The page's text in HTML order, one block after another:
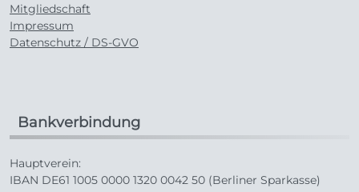
Mitgliedschaft
Impressum
Datenschutz / DS-GVO
Bankverbindung
Hauptverein:
IBAN DE61 1005 0000 1320 0042 50 (Berliner Sparkasse)